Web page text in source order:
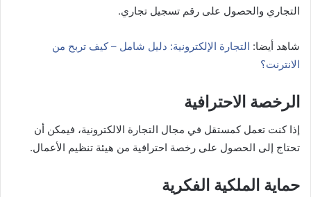
التجاري والحصول على رقم تسجيل تجاري.
شاهد أيضا: التجارة الإلكترونية: دليل شامل – كيف تربح من
الانترنت؟
الرخصة الاحترافية
إذا كنت تعمل كمستقل في مجال التجارة الالكترونية، فيمكن أن
تحتاج إلى الحصول على رخصة احترافية من هيئة تنظيم الأعمال.
حماية الملكية الفكرية